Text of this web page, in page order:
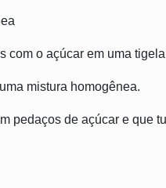
com o açúcar em uma
mistura homogênea.
pedaços de açúcar e que